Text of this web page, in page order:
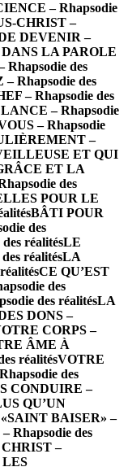
– Rhapsodie
CHRIST –
DEVENIR –
LA PAROLE
des
Rhapsodie des
– Rhapsodie des
– Rhapsodie
– Rhapsodie
–
ET QUI
ET LA
des
POUR LE
BÂTI POUR
des
réalitésLE
réalitésLA
CE QU’EST
des
des réalitésLA
DONS –
CORPS –
ÂME À
réalitésVOTRE
des
CONDUIRE –
QU’UN
BAISER» –
Rhapsodie des
–